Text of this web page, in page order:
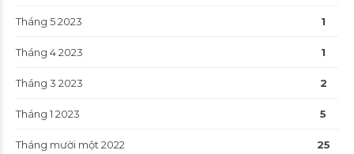
Tháng 5 2023 1
Tháng 4 2023 1
Tháng 3 2023 2
Tháng 1 2023 5
Tháng mười một 2022 25